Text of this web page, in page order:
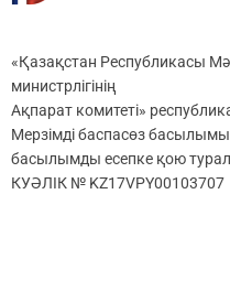
«Қазақстан Республикасы
министрлігінің
Ақпарат комитеті»
Мерзімді баспасөз
басылымды есепке қою
КУӘЛІК № KZ17VPY00103707